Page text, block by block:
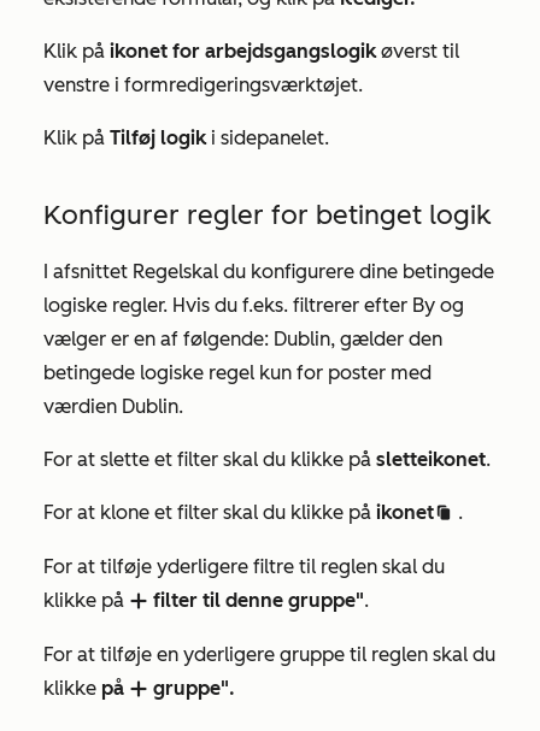
Klik på ikonet for arbejdsgangslogikøverst til
venstre i formredigeringsværktøjet.
Klik på Tilføj logiki sidepanelet.
Konfigurer regler for betinget logik
I afsnittet Regelskal du konfigurere dine betingede
logiske regler. Hvis du f.eks. filtrerer efter By og
vælger er en af følgende: Dublin, gælder den
betingede logiske regel kun for poster med
værdien Dublin.
For at slette et filter skal du klikke på sletteikonet.
For at klone et filter skal du klikke på ikonetduplicate .
For at tilføje yderligere filtre til reglen skal du
klikke på add filter til denne gruppe".
For at tilføje en yderligere gruppe til reglen skal du
klikke på add gruppe".